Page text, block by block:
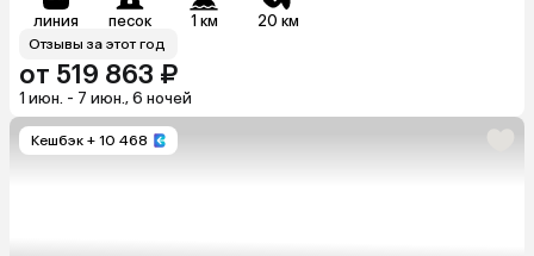
линия песок 1 км 20 км
Отзывы за этот год
от 519 863 ₽
1 июн. - 7 июн., 6 ночей
Кешбэк + 10 468